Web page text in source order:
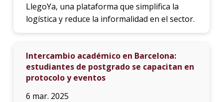
LlegoYa, una plataforma que simplifica la
logística y reduce la informalidad en el sector.
Intercambio académico en Barcelona:
estudiantes de postgrado se capacitan en
protocolo y eventos
6 mar. 2025